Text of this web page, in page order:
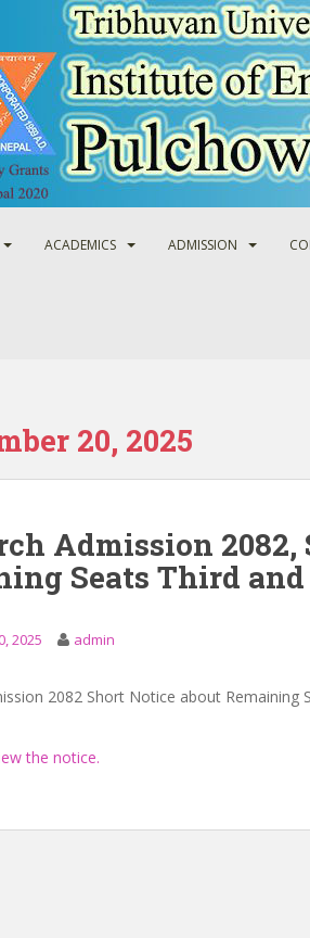
ACADEMICS ADMISSION
20, 2025
Admission
Seats Third
2025 admin
2082 Short Notice about Remaining
the notice.